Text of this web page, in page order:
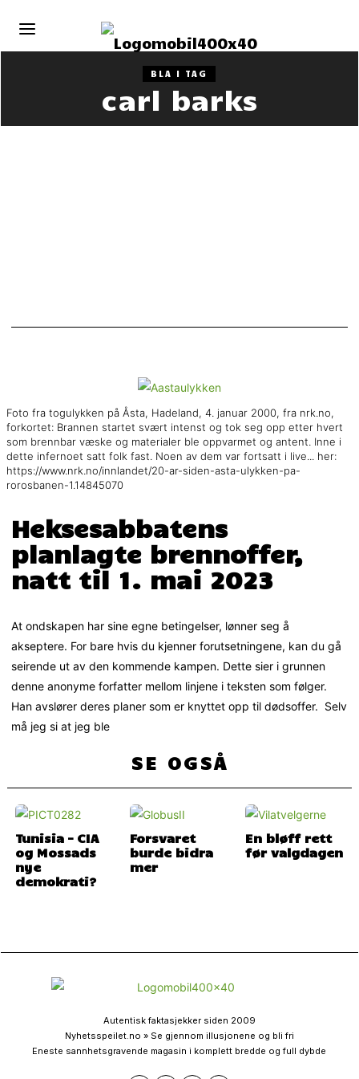
BLA I TAG
carl barks
Foto fra togulykken på Åsta, Hadeland, 4. januar 2000, fra nrk.no,
forkortet: Brannen startet svært intenst og tok seg opp etter hvert
som brennbar væske og materialer ble oppvarmet og antent. Inne i
dette infernoet satt folk fast. Noen av dem var fortsatt i live... her:
https://www.nrk.no/innlandet/20-ar-siden-asta-ulykken-pa-
rorosbanen-1.14845070
Heksesabbatens
planlagte brennoffer,
natt til 1. mai 2023
At ondskapen har sine egne betingelser, lønner seg å
akseptere. For bare hvis du kjenner forutsetningene, kan du gå
seirende ut av den kommende kampen. Dette sier i grunnen
denne anonyme forfatter mellom linjene i teksten som følger.
Han avslører deres planer som er knyttet opp til dødsoffer. Selv
må jeg si at jeg ble
SE OGSÅ
Tunisia – CIA
og Mossads
nye
demokrati?
Forsvaret
burde bidra
mer
En bløff rett
før valgdagen
Autentisk faktasjekker siden 2009
Nyhetsspeilet.no » Se gjennom illusjonene og bli fri
Eneste sannhetsgravende magasin i komplett bredde og full dybde